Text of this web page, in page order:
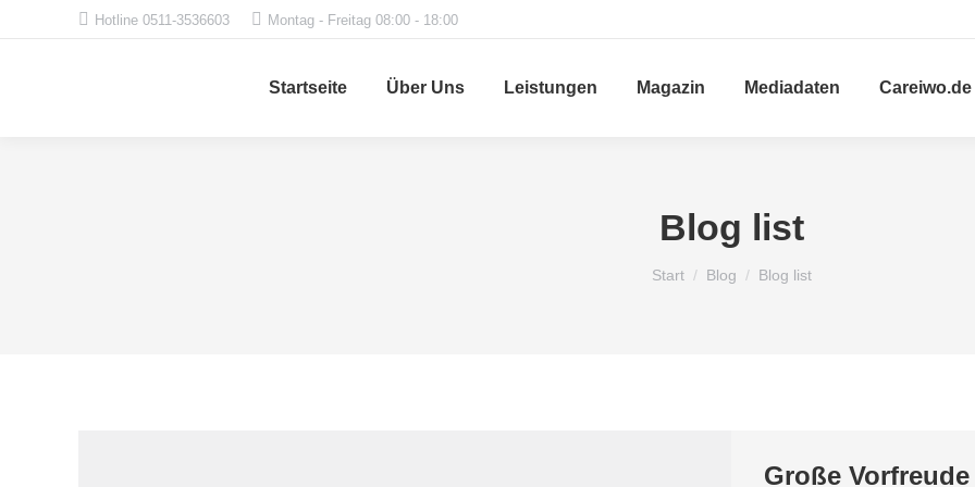
Hotline 0511-3536603 Montag - Freitag 08:00 - 18:00
Startseite Über Uns Leistungen Magazin Mediadaten Careiwo.de
Blog list
Sie befinden sich hier:
Start Blog Blog list
Große